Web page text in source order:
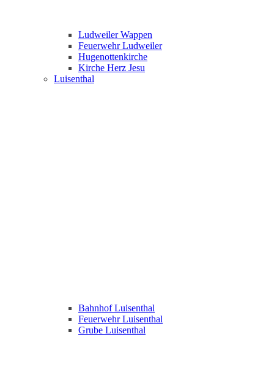
Ludweiler Wappen
Feuerwehr Ludweiler
Hugenottenkirche
Kirche Herz Jesu
Luisenthal
Bahnhof Luisenthal
Feuerwehr Luisenthal
Grube Luisenthal